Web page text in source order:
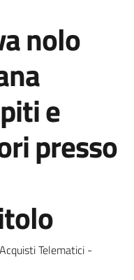
nolo
e
presso
Telematici -